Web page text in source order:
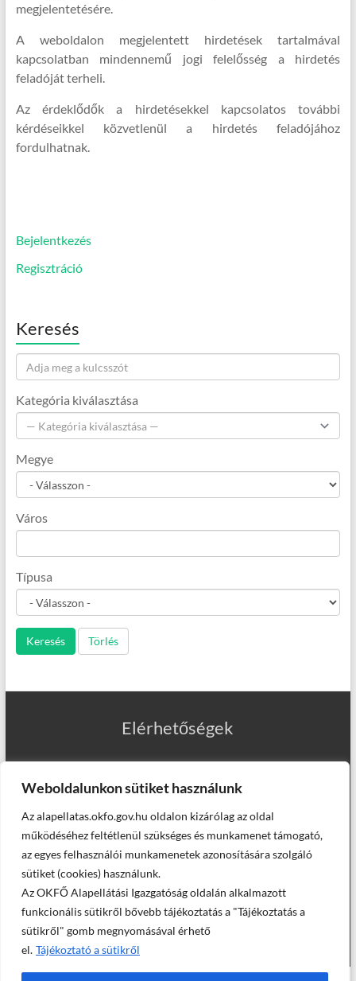
Weboldalunkon sütiket használunk
Az alapellatas.okfo.gov.hu oldalon kizárólag az oldal
működéséhez feltétlenül szükséges és munkamenet támogató,
az egyes felhasználói munkamenetek azonosítására szolgáló
sütiket (cookies) használunk.
Az OKFŐ Alapellátási Igazgatóság oldalán alkalmazott
funkcionális sütikről bővebb tájékoztatás a "Tájékoztatás a
sütikről" gomb megnyomásával érhető
el. Tájékoztató a sütikről
megjelentetésére.
A weboldalon megjelentett hirdetések tartalmával
kapcsolatban mindennemű jogi felelősség a hirdetés
feladóját terheli.
Az érdeklődők a hirdetésekkel kapcsolatos további
kérdéseikkel közvetlenül a hirdetés feladójához
fordulhatnak.
Bejelentkezés
Regisztráció
Keresés
Kategória kiválasztása
Megye
Város
Típusa
Keresés Törlés
Elérhetőségek
Munkatársaink
Helyettesítő háziorvosaink